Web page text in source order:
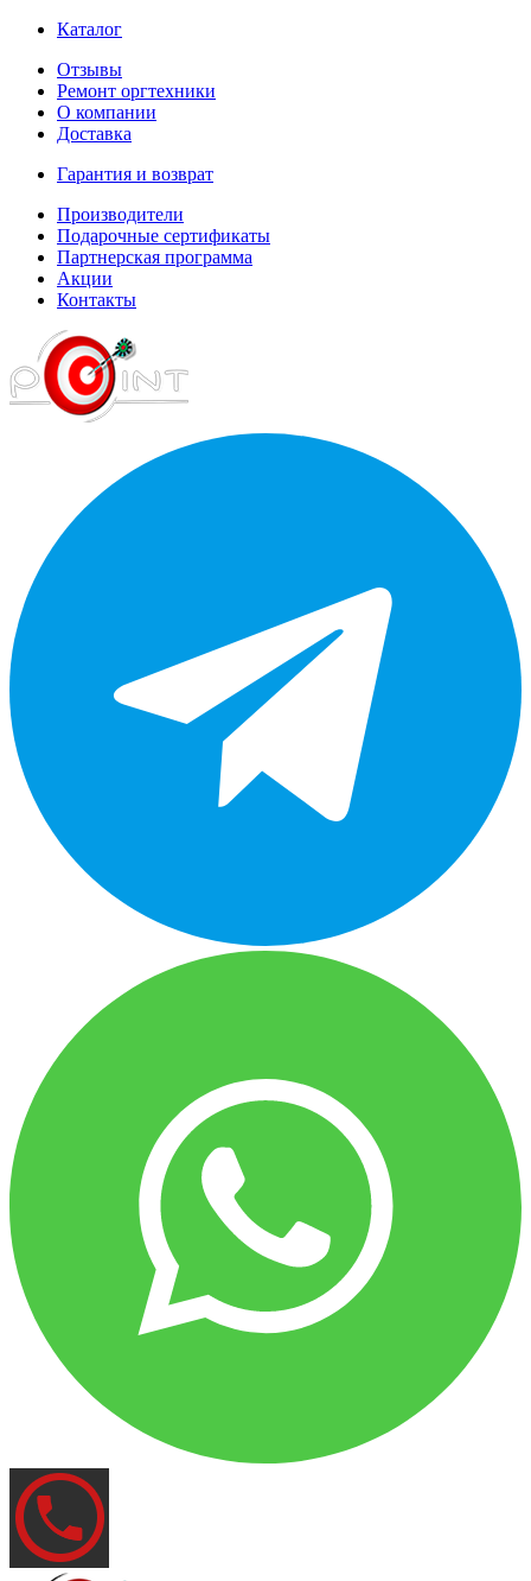
Каталог
Отзывы
Ремонт оргтехники
О компании
Доставка
Гарантия и возврат
Производители
Подарочные сертификаты
Партнерская программа
Акции
Контакты